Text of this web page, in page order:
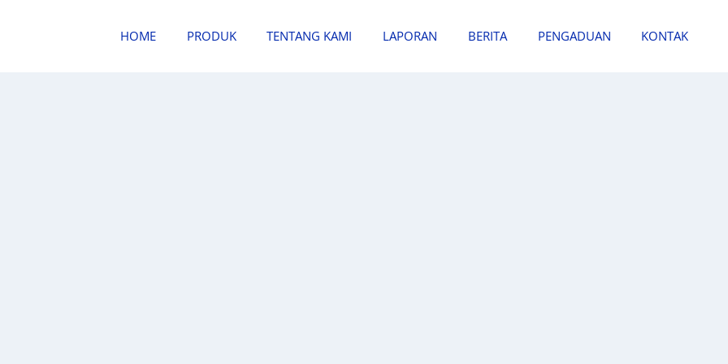
HOME PRODUK TENTANG KAMI LAPORAN BERITA PENGADUAN KONTAK